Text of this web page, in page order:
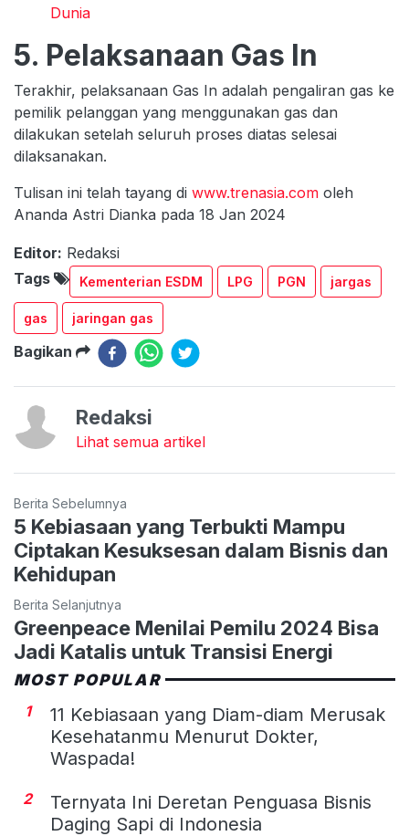
Dunia
5. Pelaksanaan Gas In
Terakhir, pelaksanaan Gas In adalah pengaliran gas ke
pemilik pelanggan yang menggunakan gas dan
dilakukan setelah seluruh proses diatas selesai
dilaksanakan.
Tulisan ini telah tayang di www.trenasia.com oleh
Ananda Astri Dianka pada 18 Jan 2024
Editor: Redaksi
Tags
Kementerian ESDM LPG PGN jargas
gas jaringan gas
Bagikan
Redaksi
Lihat semua artikel
Berita Sebelumnya
5 Kebiasaan yang Terbukti Mampu
Ciptakan Kesuksesan dalam Bisnis dan
Kehidupan
Berita Selanjutnya
Greenpeace Menilai Pemilu 2024 Bisa
Jadi Katalis untuk Transisi Energi
MOST POPULAR
1
11 Kebiasaan yang Diam-diam Merusak
Kesehatanmu Menurut Dokter,
Waspada!
2
Ternyata Ini Deretan Penguasa Bisnis
Daging Sapi di Indonesia